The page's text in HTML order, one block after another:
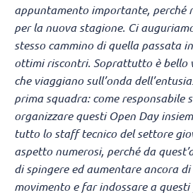
appuntamento importante, perché
per la nuova stagione. Ci
stesso cammino di quella passata
ottimi riscontri. Soprattutto è bello
che viaggiano sull’onda
prima squadra: come responsabile
organizzare questi Open Day
tutto lo staff tecnico del settore
aspetto numerosi, perché da
di spingere ed aumentare ancora
movimento e far indossare a